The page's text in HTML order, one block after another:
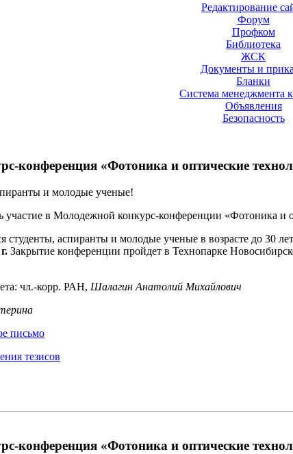
Редактирование
Форум
Профком
Библиотека
ЖСК
Документы и
Бланки
Система менеджмента
Объявления
Безопасность
конференция «Фотоника и оптические
и молодые ученые!
участие в Молодежной конкурс-конференции «Фотоника
студенты, аспиранты и молодые ученые в возрасте до 30
Закрытие конференции пройдет в Технопарке
чл.-корр. РАН, Шалагин Анатолий Михайлович
письмо
тезисов
конференция «Фотоника и оптические